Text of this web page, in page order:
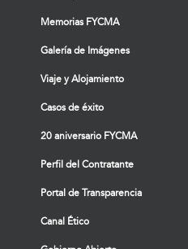
Memorias FYCMA
Galería de Imágenes
Viaje y Alojamiento
Casos de éxito
20 aniversario FYCMA
Perfil del Contratante
Portal de Transparencia
Canal Ético